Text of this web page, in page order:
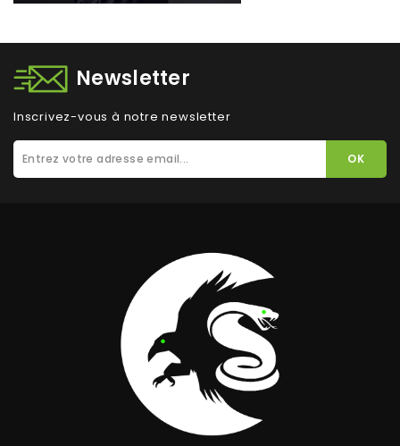
Newsletter
Inscrivez-vous à notre newsletter